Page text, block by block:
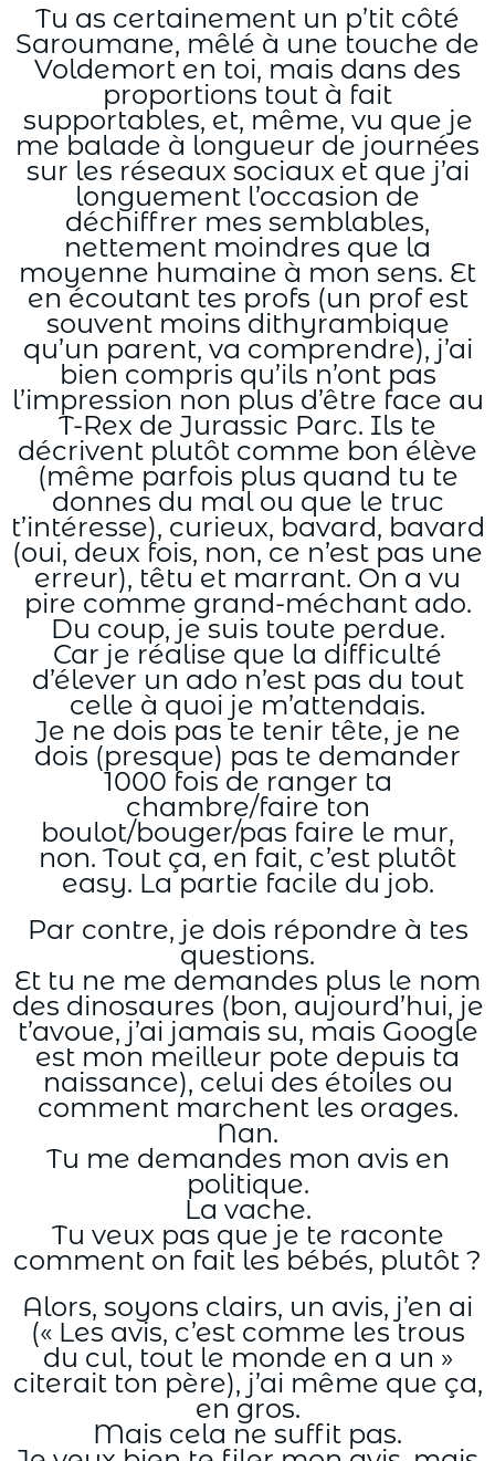
Tu as certainement un p’tit côté
Saroumane, mêlé à une touche de
Voldemort en toi, mais dans des
proportions tout à fait
supportables, et, même, vu que je
me balade à longueur de journées
sur les réseaux sociaux et que j’ai
longuement l’occasion de
déchiffrer mes semblables,
nettement moindres que la
moyenne humaine à mon sens. Et
en écoutant tes profs (un prof est
souvent moins dithyrambique
qu’un parent, va comprendre), j’ai
bien compris qu’ils n’ont pas
l’impression non plus d’être face au
T-Rex de Jurassic Parc. Ils te
décrivent plutôt comme bon élève
(même parfois plus quand tu te
donnes du mal ou que le truc
t’intéresse), curieux, bavard, bavard
(oui, deux fois, non, ce n’est pas une
erreur), têtu et marrant. On a vu
pire comme grand-méchant ado.
Du coup, je suis toute perdue.
Car je réalise que la difficulté
d’élever un ado n’est pas du tout
celle à quoi je m’attendais.
Je ne dois pas te tenir tête, je ne
dois (presque) pas te demander
1000 fois de ranger ta
chambre/faire ton
boulot/bouger/pas faire le mur,
non. Tout ça, en fait, c’est plutôt
easy. La partie facile du job.
Par contre, je dois répondre à tes
questions.
Et tu ne me demandes plus le nom
des dinosaures (bon, aujourd’hui, je
t’avoue, j’ai jamais su, mais Google
est mon meilleur pote depuis ta
naissance), celui des étoiles ou
comment marchent les orages.
Nan.
Tu me demandes mon avis en
politique.
La vache.
Tu veux pas que je te raconte
comment on fait les bébés, plutôt ?
Alors, soyons clairs, un avis, j’en ai
(« Les avis, c’est comme les trous
du cul, tout le monde en a un »
citerait ton père), j’ai même que ça,
en gros.
Mais cela ne suffit pas.